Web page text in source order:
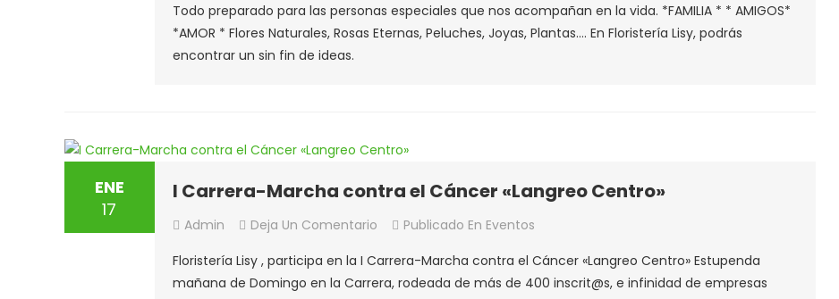
VALENTÍN
Todo preparado para las personas especiales que nos acompañan en la vida. *FAMILIA * * AMIGOS*
*AMOR * Flores Naturales, Rosas Eternas, Peluches, Joyas, Plantas…. En Floristería Lisy, podrás
encontrar un sin fin de ideas.
ENE
17
I Carrera-Marcha contra el Cáncer «Langreo Centro»
Admin Deja Un ComentarioEn
Carrera-
Marcha
Publicado En Eventos
Floristería Lisy , participa en la I Carrera-Marcha contra el Cáncer «Langreo Centro» Estupenda
mañana de Domingo en la Carrera, rodeada de más de 400 inscrit@s, e infinidad de empresas